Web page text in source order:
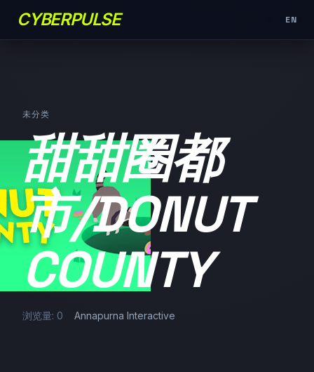
CYBERPULSE EN
未分类
甜甜圈都
市/DONUT
COUNTY
浏览量: 0 Annapurna Interactive